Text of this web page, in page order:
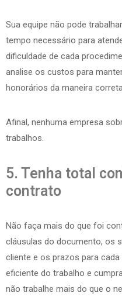
Sua equipe não pode
tempo necessário para
dificuldade de cada
analise os custos para
honorários da maneira
Afinal, nenhuma empresa
trabalhos.
5. Tenha total
contrato
Não faça mais do que foi
cláusulas do documento, os
cliente e os prazos para
eficiente do trabalho e
não trabalhe mais do que o